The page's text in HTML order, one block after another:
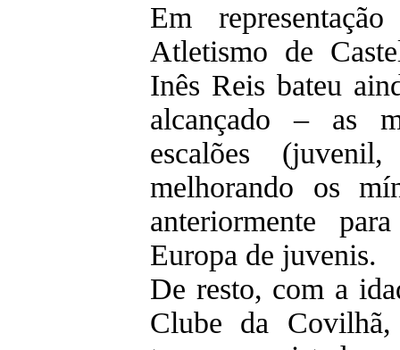
Em
Atletismo de
Inês Reis bateu
alcançado – as
escalões
melhorando os
anteriormente
Europa de juvenis.
De resto, com a
Clube da